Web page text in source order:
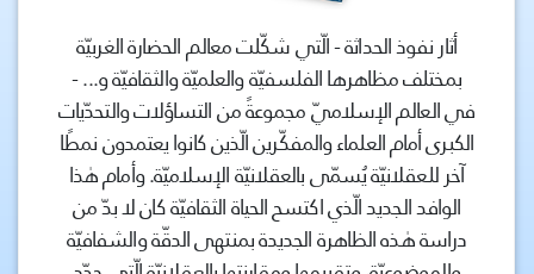
أثار نفوذ الحداثة - الّتي شكّلت معالم الحضارة الغربيّة
بمختلف مظاهرها الفلسفيّة والعلميّة والثقافيّة و... -
في العالم الإسلاميّ مجموعةً من التساؤلات والتحدّيات
الكبرى أمام العلماء والمفكّرين الّذين كانوا يعتمدون نمطًا
آخر للعقلانيّة يُسمّى بالعقلانيّة الإسلاميّة. وأمام هٰذا
الوافد الجديد الّذي اكتسح الحياة الثقافيّة كان لا بدّ من
دراسة هٰذه الظاهرة الجديدة بمنتهى الدقّة والشفافيّة